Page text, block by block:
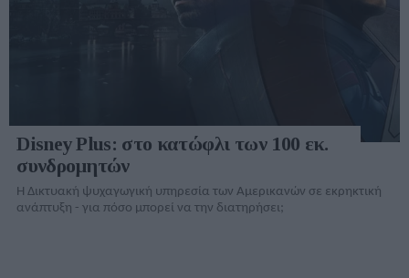
Disney Plus: στο κατώφλι των 100 εκ.
συνδρομητών
Η Δικτυακή ψυχαγωγική υπηρεσία των Αμερικανών σε εκρηκτική
ανάπτυξη - για πόσο μπορεί να την διατηρήσει;